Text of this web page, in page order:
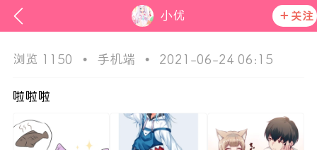
小优 关注
浏览 1150 • 手机端 • 2021-06-24 06:15
啦啦啦